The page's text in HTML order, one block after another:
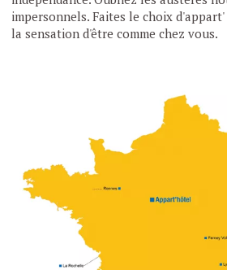
impersonnels. Faites le choix
la sensation d'être comme chez vous.